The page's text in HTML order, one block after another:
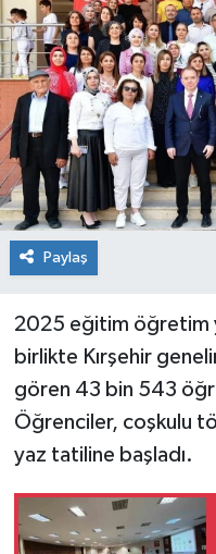
Paylaş
2025 eğitim öğretim
birlikte Kırşehir
gören 43 bin 543
Öğrenciler, coşkulu
yaz tatiline başladı.
Politika
Sağlık
Spor
Teknoloji
Tokat Haberleri
Son Dakika
Haber Arşivi